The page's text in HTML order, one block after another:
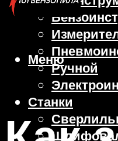
Ручной
Станки
Меню